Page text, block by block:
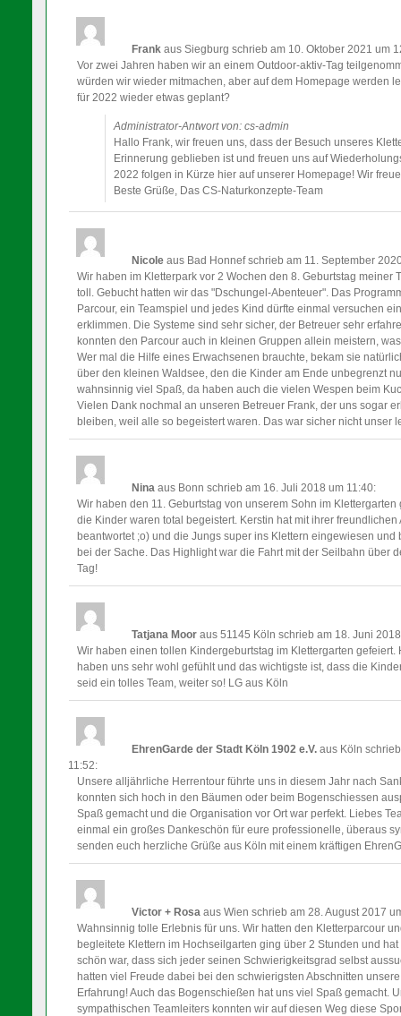
Frankaus Siegburg schrieb am 10. Oktober 2021 um
Vor zwei Jahren haben wir an einem Outdoor-aktiv-Tag
würden wir wieder mitmachen, aber auf dem Homepage werden
für 2022 wieder etwas geplant?
Administrator-Antwort von: cs-admin
Hallo Frank, wir freuen uns, dass der Besuch unseres
Erinnerung geblieben ist und freuen uns auf
2022 folgen in Kürze hier auf unserer Homepage! Wir
Beste Grüße, Das CS-Naturkonzepte-Team
Nicoleaus Bad Honnef schrieb am 11. September
Wir haben im Kletterpark vor 2 Wochen den 8. Geburtstag meiner
toll. Gebucht hatten wir das "Dschungel-Abenteuer". Das
Parcour, ein Teamspiel und jedes Kind dürfte einmal versuchen
erklimmen. Die Systeme sind sehr sicher, der Betreuer sehr
konnten den Parcour auch in kleinen Gruppen allein meistern,
Wer mal die Hilfe eines Erwachsenen brauchte, bekam sie
über den kleinen Waldsee, den die Kinder am Ende unbegrenzt
wahnsinnig viel Spaß, da haben auch die vielen Wespen beim
Vielen Dank nochmal an unseren Betreuer Frank, der uns sogar
bleiben, weil alle so begeistert waren. Das war sicher nicht unser
Ninaaus Bonn schrieb am 16. Juli 2018 um 11:40:
Wir haben den 11. Geburtstag von unserem Sohn im
die Kinder waren total begeistert. Kerstin hat mit ihrer
beantwortet ;o) und die Jungs super ins Klettern eingewiesen und
bei der Sache. Das Highlight war die Fahrt mit der Seilbahn über
Tag!
Tatjana Mooraus 51145 Köln schrieb am 18. Juni 2018
Wir haben einen tollen Kindergeburtstag im Klettergarten gefeiert.
haben uns sehr wohl gefühlt und das wichtigste ist, dass die
seid ein tolles Team, weiter so! LG aus Köln
EhrenGarde der Stadt Köln 1902 e.V.aus Köln
11:52:
Unsere alljährliche Herrentour führte uns in diesem Jahr nach
konnten sich hoch in den Bäumen oder beim Bogenschiessen
Spaß gemacht und die Organisation vor Ort war perfekt. Liebes
einmal ein großes Dankeschön für eure professionelle, überaus
senden euch herzliche Grüße aus Köln mit einem kräftigen
Victor + Rosaaus Wien schrieb am 28. August 2017
Wahnsinnig tolle Erlebnis für uns. Wir hatten den Kletterparcour
begleitete Klettern im Hochseilgarten ging über 2 Stunden und
schön war, dass sich jeder seinen Schwierigkeitsgrad selbst
hatten viel Freude dabei bei den schwierigsten Abschnitten
Erfahrung! Auch das Bogenschießen hat uns viel Spaß gemacht.
sympathischen Teamleiters konnten wir auf diesen Weg diese